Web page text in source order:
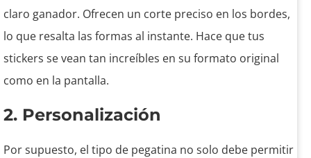
claro ganador. Ofrecen un corte preciso en los bordes,
lo que resalta las formas al instante. Hace que tus
stickers se vean tan increíbles en su formato original
como en la pantalla.
2. Personalización
Por supuesto, el tipo de pegatina no solo debe permitir